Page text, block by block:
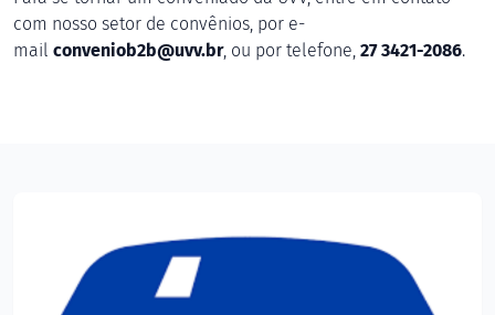
com nosso setor de convênios, por e-
mail conveniob2b@uvv.br, ou por telefone, 27 3421-2086.